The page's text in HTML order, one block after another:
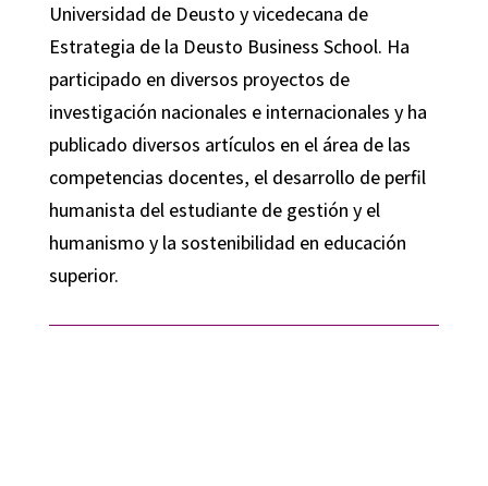
Universidad de Deusto y vicedecana de
Estrategia de la Deusto Business School. Ha
participado en diversos proyectos de
investigación nacionales e internacionales y ha
publicado diversos artículos en el área de las
competencias docentes, el desarrollo de perfil
humanista del estudiante de gestión y el
humanismo y la sostenibilidad en educación
superior.